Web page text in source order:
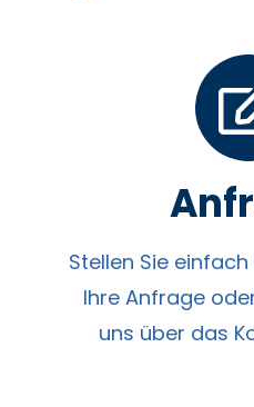
Stellen Sie
Ihre Anfrage
uns über das